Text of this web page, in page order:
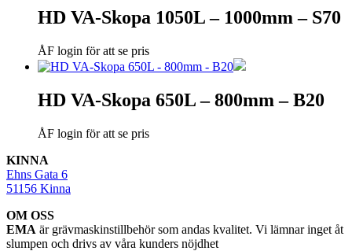
HD VA-Skopa 1050L – 1000mm – S70
ÅF login för att se pris
HD VA-Skopa 650L – 800mm – B20
ÅF login för att se pris
KINNA
Ehns Gata 6
51156 Kinna
OM OSS
EMA är grävmaskinstillbehör som andas kvalitet. Vi lämnar inget åt
slumpen och drivs av våra kunders nöjdhet